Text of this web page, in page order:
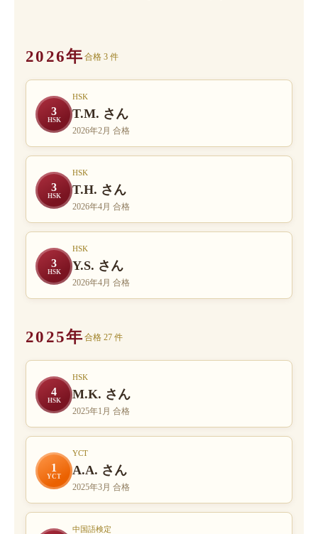
2026年 合格 3 件
3
HSK
HSK
T.M. さん
2026年2月 合格
3
HSK
HSK
T.H. さん
2026年4月 合格
3
HSK
HSK
Y.S. さん
2026年4月 合格
2025年 合格 27 件
4
HSK
HSK
M.K. さん
2025年1月 合格
1
YCT
YCT
A.A. さん
2025年3月 合格
中国語検定